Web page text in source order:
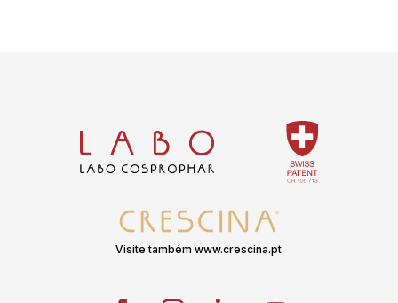
Visite também www.crescina.pt